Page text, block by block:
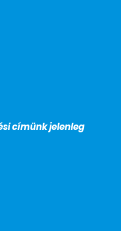
címünk jelenleg